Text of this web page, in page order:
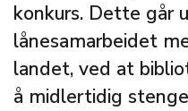
konkurs. Dette går
lånesamarbeidet
landet, ved at
å midlertidig